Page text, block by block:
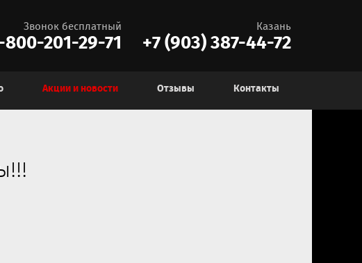
Казань
+7 (903) 387-44-72
Звонок бесплатный
201-29-71
Акции и новости Отзывы Контакты